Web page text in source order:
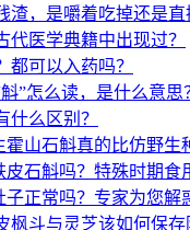
渣，是嚼着吃掉还是
代医学典籍中出现过？
都可以入药吗？
”怎么读，是什么意思
什么区别？
山石斛真的比仿野生
石斛吗？特殊时期食
正常吗？专家为您解
枫斗与灵芝该如何保